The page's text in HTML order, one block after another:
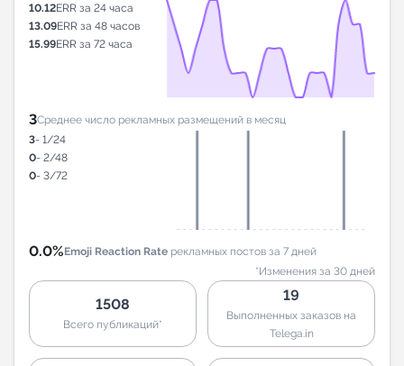
10.12ERR за 24 часа
13.09ERR за 48 часов
15.99ERR за 72 часа
3Среднее число рекламных размещений в месяц
3- 1/24
0- 2/48
0- 3/72
0.0%Emoji Reaction Rate рекламных постов за 7 дней
*Изменения за 30 дней
1508
Всего публикаций*
19
Выполненных заказов на
Telega.in